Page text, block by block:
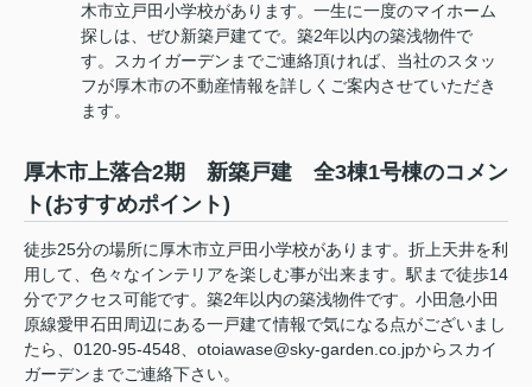
木市立戸田小学校があります。一生に一度のマイホーム
探しは、ぜひ新築戸建てで。築2年以内の築浅物件で
す。スカイガーデンまでご連絡頂ければ、当社のスタッ
フが厚木市の不動産情報を詳しくご案内させていただき
ます。
厚木市上落合2期 新築戸建 全3棟1号棟のコメン
ト(おすすめポイント)
徒歩25分の場所に厚木市立戸田小学校があります。折上天井を利
用して、色々なインテリアを楽しむ事が出来ます。駅まで徒歩14
分でアクセス可能です。築2年以内の築浅物件です。小田急小田
原線愛甲石田周辺にある一戸建て情報で気になる点がございまし
たら、0120-95-4548、otoiawase@sky-garden.co.jpからスカイ
ガーデンまでご連絡下さい。